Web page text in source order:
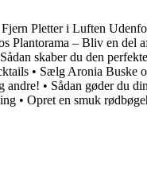
Pletter i Luften
Plantorama – Bliv en del
Sådan skaber du den
• Sælg Aronia Buske
andre! • Sådan gøder du
• Opret en smuk